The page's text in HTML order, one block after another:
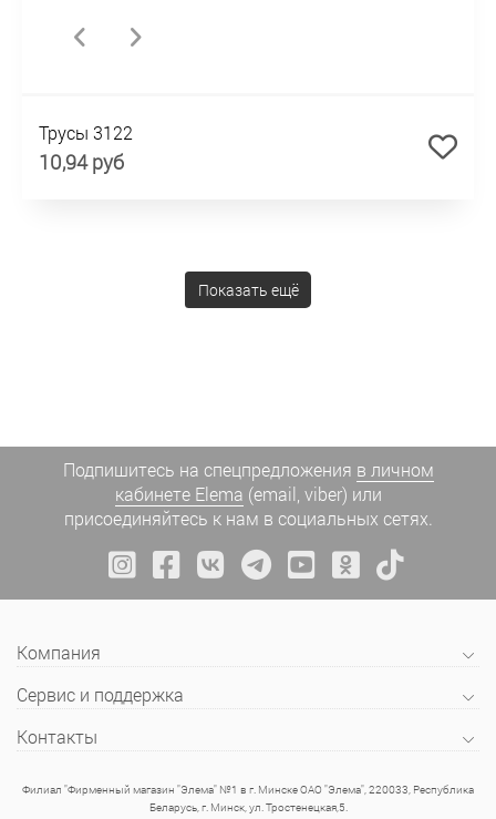
Трусы 3122
10,94 руб
Показать ещё
Подпишитесь на спецпредложения в личном
кабинете Elema (email, viber) или
присоединяйтесь к нам в социальных сетях.
Компания
Сервис и поддержка
Контакты
Филиал "Фирменный магазин "Элема" №1 в г. Минске ОАО "Элема", 220033, Республика
Беларусь, г. Минск, ул. Тростенецкая,5.